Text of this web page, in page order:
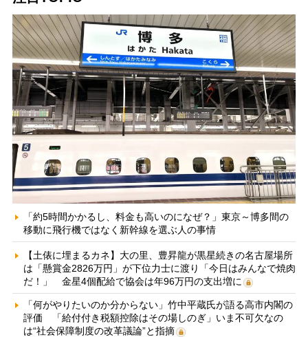
「約5時間かかるし、料金も高いのになぜ？」東京～博多間の
移動に飛行機ではなく新幹線を選ぶ人の事情
【土俵に埋まるカネ】大の里、豊昇龍が黒星続きの名古屋場所
は「懸賞金2826万円」が下位力士に渡り「今日はみんなで焼肉
だ！」 金星4個配給で協会は年96万円の支出増に
「何がやりたいのか分からない」竹中平蔵氏が語る高市内閣の
評価 「給付付き税額控除はその場しのぎ」いま不可欠なの
は“社会保障制度の改革議論”と指摘